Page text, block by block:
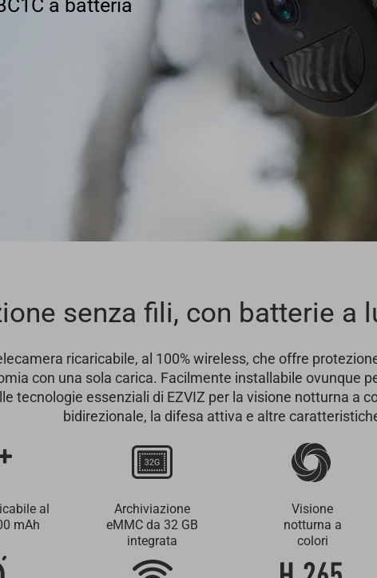
a batteria
senza fili, con batterie a
ricaricabile, al 100% wireless, che offre
con una sola carica. Facilmente installabile ovunque
tecnologie essenziali di EZVIZ per la visione notturna a
bidirezionale, la difesa attiva e altre
Visione
notturna a
colori
Archiviazione
eMMC da 32 GB
integrata
al
mAh